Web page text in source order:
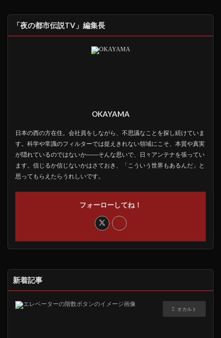
「夜の都市伝説TV」編集長
OKAYAMA
日本の西の方在住。会社員をしながら、不思議なことを探し続けていま
す。科学や常識のフィルターでは捉えきれない領域にこそ、本質や真実
が隠れているのではないか――そんな思いで、日々アンテナを張ってい
ます。信じるか信じないかはさておき、「こういう世界もあるんだ」と
思ってもらえたらうれしいです。
フォーローしてね！
新着記事
オカルト